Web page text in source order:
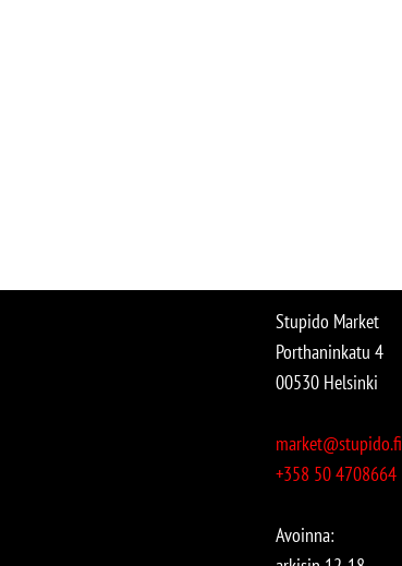
Stupido Market
Porthaninkatu 4
00530 Helsinki
market@stupido.fi
+358 50 4708664
Avoinna: